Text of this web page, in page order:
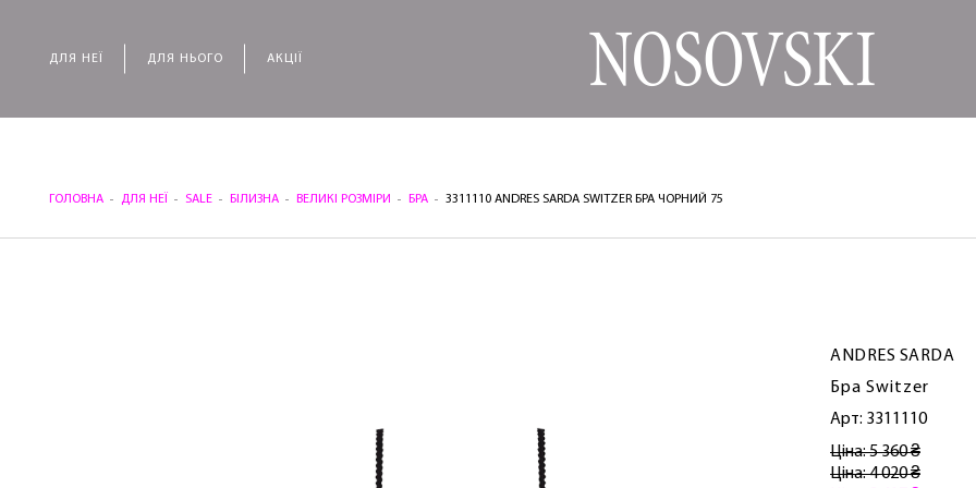
ДЛЯ НЕЇ ДЛЯ НЬОГО АКЦІЇ
ГОЛОВНА ДЛЯ НЕЇ SALE БІЛИЗНА ВЕЛИКІ РОЗМІРИ БРА 3311110 ANDRES SARDA SWITZER БРА ЧОРНИЙ 75
ANDRES SARDA
Бра Switzer
Арт: 3311110
Ціна: 5 360 ₴
Ціна: 4 020 ₴